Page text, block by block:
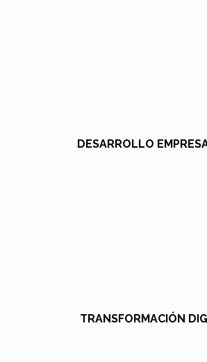
DESARROLLO
TRANSFORMACIÓN